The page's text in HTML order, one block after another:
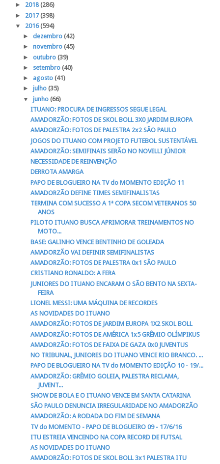
► 2018(286)
► 2017(398)
▼ 2016(594)
► dezembro (42)
► novembro (45)
► outubro (39)
► setembro (40)
► agosto (41)
► julho (35)
▼ junho (66)
ITUANO: PROCURA DE INGRESSOS SEGUE LEGAL
AMADORZÃO: FOTOS DE SKOL BOLL 3X0 JARDIM EUROPA
AMADORZÃO: FOTOS DE PALESTRA 2x2 SÃO PAULO
JOGOS DO ITUANO COM PROJETO FUTEBOL SUSTENTÁVEL
AMADORZÃO: SEMIFINAIS SERÃO NO NOVELLI JÚNIOR
NECESSIDADE DE REINVENÇÃO
DERROTA AMARGA
PAPO DE BLOGUEIRO NA TV do MOMENTO EDIÇÃO 11
AMADORZÃO DEFINE TIMES SEMIFINALISTAS
TERMINA COM SUCESSO A 1ª COPA SECOM VETERANOS 50
ANOS
PILOTO ITUANO BUSCA APRIMORAR TREINAMENTOS NO
MOTO...
BASE: GALINHO VENCE BENTINHO DE GOLEADA
AMADORZÃO VAI DEFINIR SEMIFINALISTAS
AMADORZÃO: FOTOS DE PALESTRA 0x1 SÃO PAULO
CRISTIANO RONALDO: A FERA
JUNIORES DO ITUANO ENCARAM O SÃO BENTO NA SEXTA-
FEIRA
LIONEL MESSI: UMA MÁQUINA DE RECORDES
AS NOVIDADES DO ITUANO
AMADORZÃO: FOTOS DE JARDIM EUROPA 1X2 SKOL BOLL
AMADORZÃO: FOTOS DE AMÉRICA 1x5 GRÊMIO OLÍMPIKUS
AMADORZÃO: FOTOS DE FAIXA DE GAZA 0x0 JUVENTUS
NO TRIBUNAL, JUNIORES DO ITUANO VENCE RIO BRANCO. ...
PAPO DE BLOGUEIRO NA TV do MOMENTO EDIÇÃO 10 - 19/...
AMADORZÃO: GRÊMIO GOLEIA, PALESTRA RECLAMA,
JUVENT...
SHOW DE BOLA E O ITUANO VENCE EM SANTA CATARINA
SÃO PAULO DENUNCIA IRREGULARIDADE NO AMADORZÃO
AMADORZÃO: A RODADA DO FIM DE SEMANA
TV do MOMENTO - PAPO DE BLOGUEIRO 09 - 17/6/16
ITU ESTREIA VENCENDO NA COPA RECORD DE FUTSAL
AS NOVIDADES DO ITUANO
AMADORZÃO: FOTOS DE SKOL BOLL 3x1 PALESTRA ITU